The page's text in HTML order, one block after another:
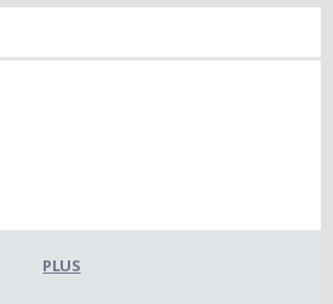
PLUS